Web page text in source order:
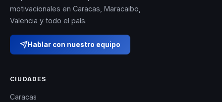
motivacionales en Caracas, Maracaibo,
Valencia y todo el país.
Hablar con nuestro equipo
CIUDADES
Caracas